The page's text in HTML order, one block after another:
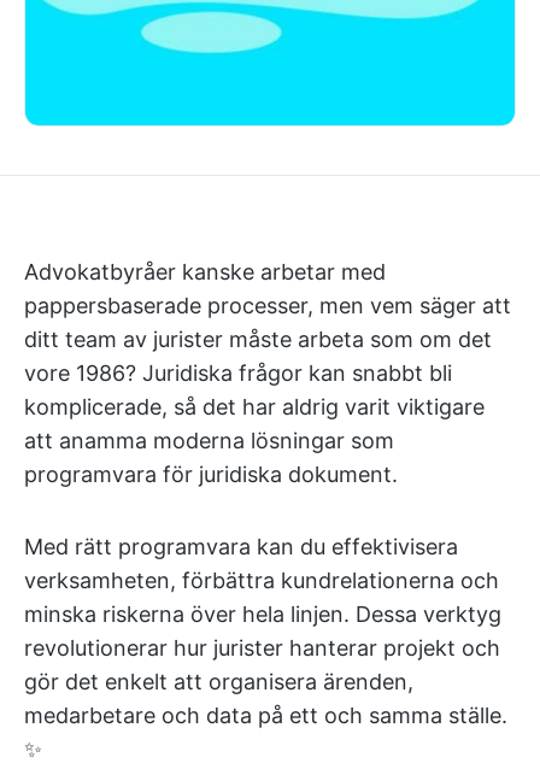
Advokatbyråer kanske arbetar med
pappersbaserade processer, men vem säger att
ditt team av jurister måste arbeta som om det
vore 1986? Juridiska frågor kan snabbt bli
komplicerade, så det har aldrig varit viktigare
att anamma moderna lösningar som
programvara för juridiska dokument.
Med rätt programvara kan du effektivisera
verksamheten, förbättra kundrelationerna och
minska riskerna över hela linjen. Dessa verktyg
revolutionerar hur jurister hanterar projekt och
gör det enkelt att organisera ärenden,
medarbetare och data på ett och samma ställe.
✨